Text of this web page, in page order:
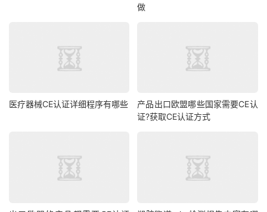
做
医疗器械CE认证详细程序有哪些
产品出口欧盟哪些国家需要CE认
证?获取CE认证方式